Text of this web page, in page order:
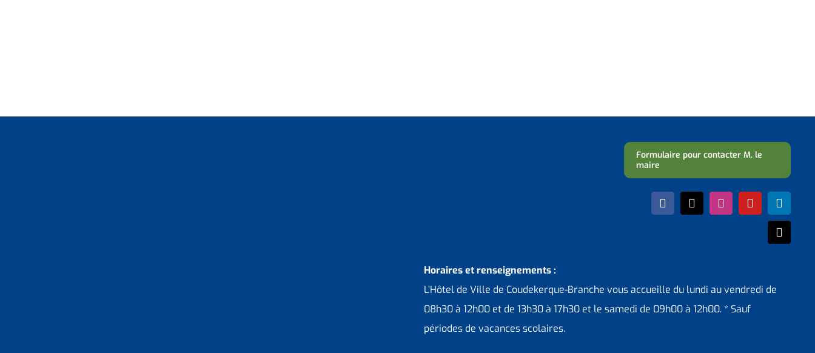
Formulaire pour contacter M. le
maire
Horaires et renseignements :
L’Hôtel de Ville de Coudekerque-Branche vous accueille du lundi au vendredi de
08h30 à 12h00 et de 13h30 à 17h30 et le samedi de 09h00 à 12h00. * Sauf
périodes de vacances scolaires.